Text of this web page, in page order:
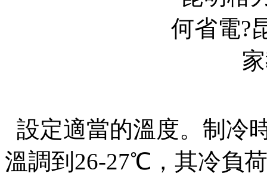
設定適當的溫度。制冷
溫調到26-27℃，其冷負荷